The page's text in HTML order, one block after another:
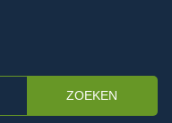
ZOEKEN